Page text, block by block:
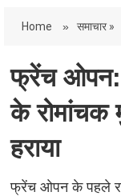
Home » समाचार »
फ्रेंच ओपन:
के रोमांचक
हराया
फ्रेंच ओपन के पहले